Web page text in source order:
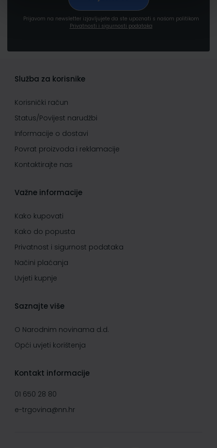
Prijavom na newsletter izjavljujete da ste upoznati s našom politikom
Privatnosti i sigurnosti podataka
Služba za korisnike
Korisnički račun
Status/Povijest narudžbi
Informacije o dostavi
Povrat proizvoda i reklamacije
Kontaktirajte nas
Važne informacije
Kako kupovati
Kako do popusta
Privatnost i sigurnost podataka
Načini plaćanja
Uvjeti kupnje
Saznajte više
O Narodnim novinama d.d.
Opći uvjeti korištenja
Kontakt informacije
01 650 28 80
e-trgovina@nn.hr